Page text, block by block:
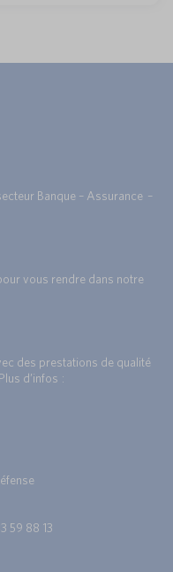
Banque – Assurance –
vous rendre dans notre
des prestations de qualité
d’infos :
59 88 13